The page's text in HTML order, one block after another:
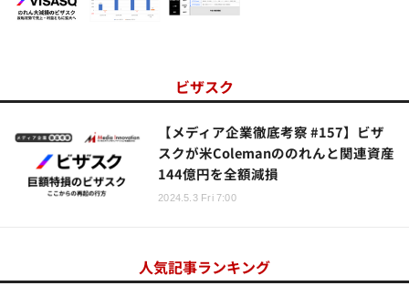
ビザスク
【メディア企業徹底考察 #157】ビザ
スクが米Colemanののれんと関連資産
144億円を全額減損
2024.5.3 Fri 7:00
人気記事ランキング